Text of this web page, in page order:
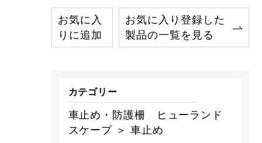
お気に入
りに追加
お気に入り登録した
製品の一覧を見る
カテゴリー
車止め・防護柵 ヒューランド
スケープ ＞ 車止め